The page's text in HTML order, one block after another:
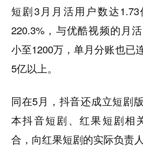
短剧3月月活用户数达
220.3%，与优酷视频的月
小至1200万，单月分账也已
5亿以上。
同在5月，抖音还成立短剧
本抖音短剧、红果短剧相
合，向红果短剧的实际负责